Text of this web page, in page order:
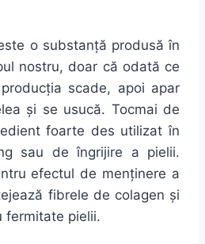
o substanță produsă în
nostru, doar că odată ce
producția scade, apoi apar
și se usucă. Tocmai de
foarte des utilizatîn
sau deîngrijire a pielii.
efectul de menținere a
fibrele de colagen și
fermitate pielii.